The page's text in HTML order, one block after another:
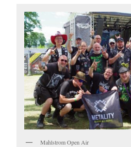
Mahlstrom Open Air